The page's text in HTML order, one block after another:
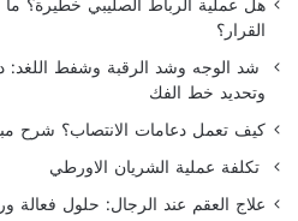
القرار؟
شد الوجه وشد الرقبة وشفط اللغد:
وتحديد خط الفك
كيف تعمل دعامات الانتصاب؟ شرح
تكلفة عملية الشريان الاورطي
علاج العقم عند الرجال: حلول